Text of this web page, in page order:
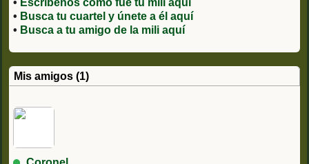
• Busca tu cuartel y únete a él aquí
• Busca a tu amigo de la mili aquí
Mis amigos (1)